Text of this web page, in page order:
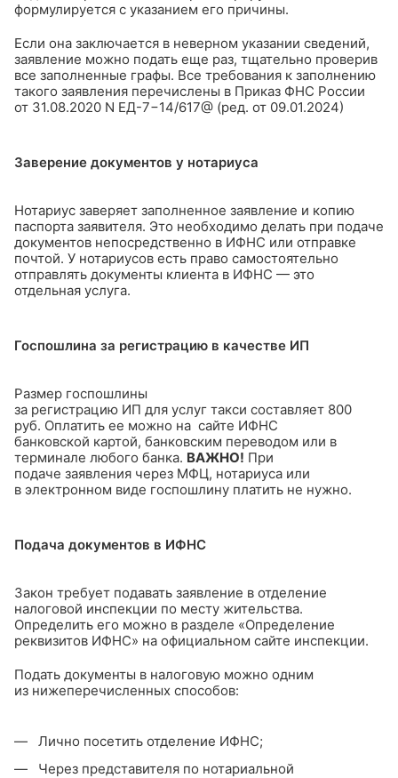
формулируется с указанием его причины.
Если она заключается в неверном указании сведений,
заявление можно подать еще раз, тщательно проверив
все заполненные графы. Все требования к заполнению
такого заявления перечислены в Приказ ФНС России
от 31.08.2020 N ЕД-7−14/617@ (ред. от 09.01.2024)
Заверение документов у нотариуса
Нотариус заверяет заполненное заявление и копию
паспорта заявителя. Это необходимо делать при подаче
документов непосредственно в ИФНС или отправке
почтой. У нотариусов есть право самостоятельно
отправлять документы клиента в ИФНС — это
отдельная услуга.
Госпошлина за регистрацию в качестве ИП
Размер госпошлины
за регистрацию ИП для услуг такси составляет 800
руб. Оплатить ее можно на сайте ИФНС
банковской картой, банковским переводом или в
терминале любого банка. ВАЖНО! При
подаче заявления через МФЦ, нотариуса или
в электронном виде госпошлину платить не нужно.
Подача документов в ИФНС
Закон требует подавать заявление в отделение
налоговой инспекции по месту жительства.
Определить его можно в разделе «Определение
реквизитов ИФНС» на официальном сайте инспекции.
Подать документы в налоговую можно одним
из нижеперечисленных способов:
Лично посетить отделение ИФНС;
Через представителя по нотариальной